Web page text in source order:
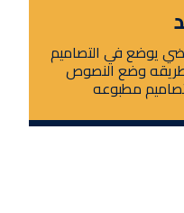
يوضع في التصاميم
طريقه وضع النصوص
مطبوعه